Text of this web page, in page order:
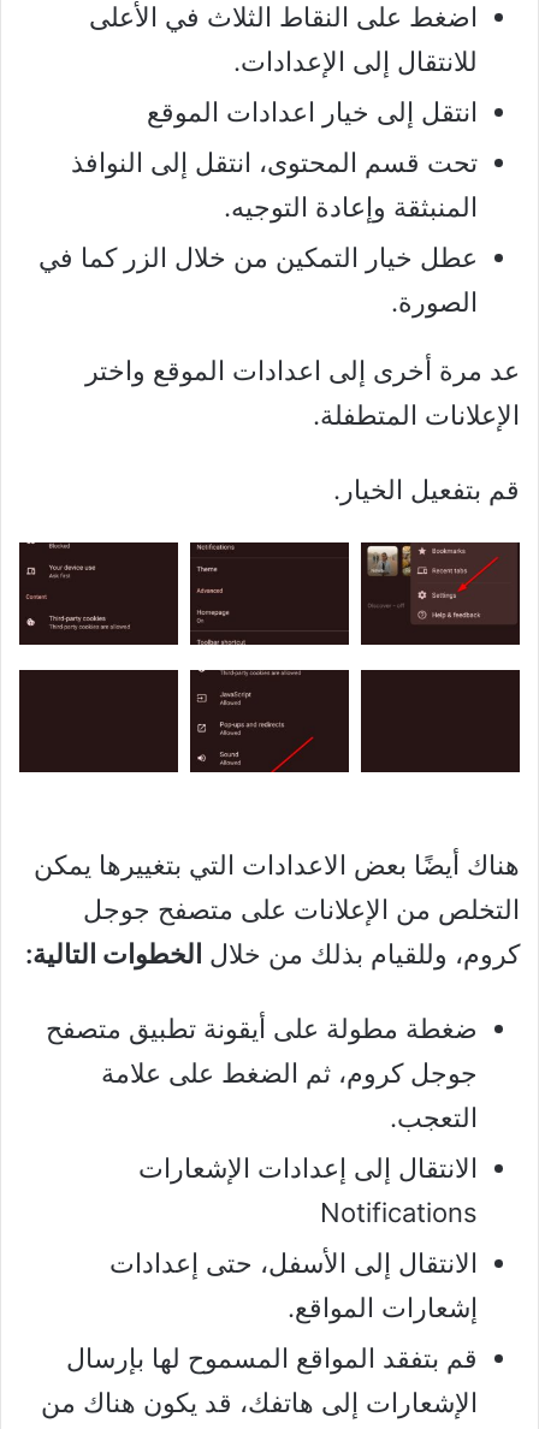
اضغط على النقاط الثلاث في الأعلى
للانتقال إلى الإعدادات.
انتقل إلى خيار اعدادات الموقع
تحت قسم المحتوى، انتقل إلى النوافذ
المنبثقة وإعادة التوجيه.
عطل خيار التمكين من خلال الزر كما في
الصورة.
عد مرة أخرى إلى اعدادات الموقع واختر
الإعلانات المتطفلة.
قم بتفعيل الخيار.
هناك أيضًا بعض الاعدادات التي بتغييرها يمكن
التخلص من الإعلانات على متصفح جوجل
كروم، وللقيام بذلك من خلال الخطوات التالية:
ضغطة مطولة على أيقونة تطبيق متصفح
جوجل كروم، ثم الضغط على علامة
التعجب.
الانتقال إلى إعدادات الإشعارات
Notifications
الانتقال إلى الأسفل، حتى إعدادات
إشعارات المواقع.
قم بتفقد المواقع المسموح لها بإرسال
الإشعارات إلى هاتفك، قد يكون هناك من